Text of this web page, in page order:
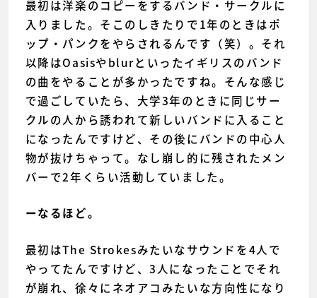
最初は洋楽のコピーをするバンド・サークルに
入りました。そこのしきたりで1年のときはポ
ップ・パンクをやらされるんです（笑）。それ
以降はOasisやblurといったイギリスのバンド
の曲をやることが多かったですね。そんな感じ
で過ごしていたら、大学3年のときに同じサー
クルの人から誘われて新しいバンドに入ること
になったんですけど、その後にバンドの中心人
物が抜けちゃって。なし崩し的に残されたメン
バーで2年くらい活動していました。
ーなるほど。
最初はThe Strokesみたいなサウンドを4人で
やってたんですけど、3人になったことでそれ
が崩れ、徐々にネオアコみたいな方向性になり